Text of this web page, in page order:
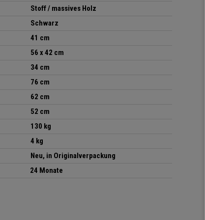
Stoff / massives Holz
Schwarz
41 cm
56 x 42 cm
34 cm
76 cm
62 cm
52 cm
130 kg
4 kg
Neu, in Originalverpackung
24 Monate